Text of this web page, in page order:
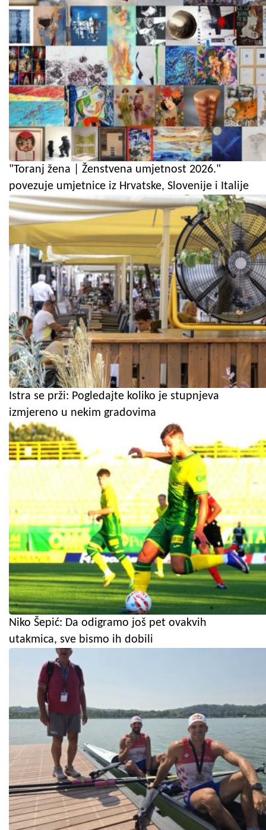
"Toranj žena | Ženstvena umjetnost 2026."
povezuje umjetnice iz Hrvatske, Slovenije i Italije
Istra se prži: Pogledajte koliko je stupnjeva
izmjereno u nekim gradovima
Niko Šepić: Da odigramo još pet ovakvih
utakmica, sve bismo ih dobili